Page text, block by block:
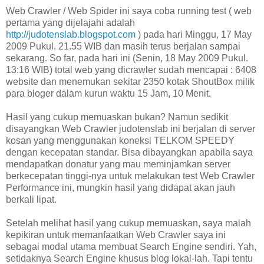
Web Crawler / Web Spider ini saya coba running test ( web
pertama yang dijelajahi adalah
http://judotenslab.blogspot.com ) pada hari Minggu, 17 May
2009 Pukul. 21.55 WIB dan masih terus berjalan sampai
sekarang. So far, pada hari ini (Senin, 18 May 2009 Pukul.
13:16 WIB) total web yang dicrawler sudah mencapai : 6408
website dan menemukan sekitar 2350 kotak ShoutBox milik
para bloger dalam kurun waktu 15 Jam, 10 Menit.
Hasil yang cukup memuaskan bukan? Namun sedikit
disayangkan Web Crawler judotenslab ini berjalan di server
kosan yang menggunakan koneksi TELKOM SPEEDY
dengan kecepatan standar. Bisa dibayangkan apabila saya
mendapatkan donatur yang mau meminjamkan server
berkecepatan tinggi-nya untuk melakukan test Web Crawler
Performance ini, mungkin hasil yang didapat akan jauh
berkali lipat.
Setelah melihat hasil yang cukup memuaskan, saya malah
kepikiran untuk memanfaatkan Web Crawler saya ini
sebagai modal utama membuat Search Engine sendiri. Yah,
setidaknya Search Engine khusus blog lokal-lah. Tapi tentu